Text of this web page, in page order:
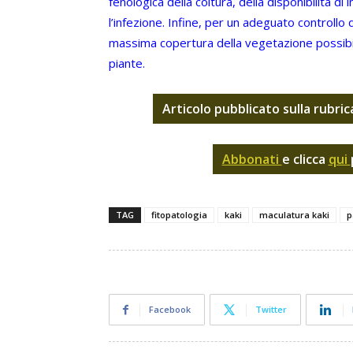
l’infezione. Infine, per un adeguato
massima copertura della vegetazione
piante.
Articolo pubblicato sulla
Abbonati e clicca qui
TAG fitopatologia kaki maculatura kaki
Facebook Twitter